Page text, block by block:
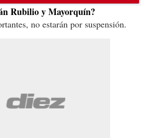
Rubilio y Mayorquín?
no estarán por suspensión.